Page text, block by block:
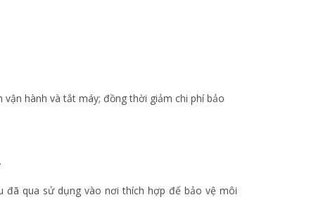
hành và tắt máy; đồng thời giảm chi phí bảo
đã qua sử dụng vào nơi thích hợp để bảo vệ môi